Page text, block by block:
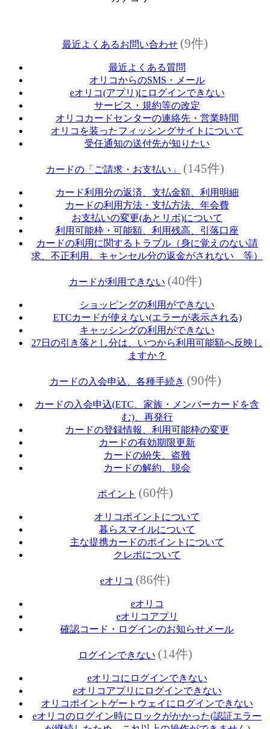
最近よくあるお問い合わせ (9件)
最近よくある質問
オリコからのSMS・メール
eオリコ(アプリ)にログインできない
サービス・規約等の改定
オリコカードセンターの連絡先・営業時間
オリコを装ったフィッシングサイトについて
受任通知の送付先が知りたい
カードの「ご請求・お支払い」 (145件)
カード利用分の返済、支払金額、利用明細
カードの利用方法・支払方法、年会費
お支払いの変更(あとリボ)について
利用可能枠・可能額、利用残高、引落口座
カードの利用に関するトラブル（身に覚えのない請
求、不正利用、キャンセル分の返金がされない 等）
カードが利用できない (40件)
ショッピングの利用ができない
ETCカードが使えない(エラーが表示される)
キャッシングの利用ができない
27日の引き落とし分は、いつから利用可能額へ反映し
ますか？
カードの入会申込、各種手続き (90件)
カードの入会申込(ETC、家族・メンバーカードを含
む)、再発行
カードの登録情報、利用可能枠の変更
カードの有効期限更新
カードの紛失、盗難
カードの解約、脱会
ポイント (60件)
オリコポイントについて
暮らスマイルについて
主な提携カードのポイントについて
クレポについて
eオリコ (86件)
eオリコ
eオリコアプリ
確認コード・ログインのお知らせメール
ログインできない (14件)
eオリコにログインできない
eオリコアプリにログインできない
オリコポイントゲートウェイにログインできない
eオリコのログイン時にロックがかかった(認証エラー